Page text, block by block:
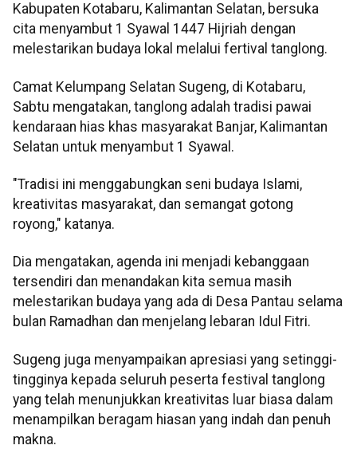
Kabupaten Kotabaru, Kalimantan Selatan, bersuka
cita menyambut 1 Syawal 1447 Hijriah dengan
melestarikan budaya lokal melalui fertival tanglong.
Camat Kelumpang Selatan Sugeng, di Kotabaru,
Sabtu mengatakan, tanglong adalah tradisi pawai
kendaraan hias khas masyarakat Banjar, Kalimantan
Selatan untuk menyambut 1 Syawal.
"Tradisi ini menggabungkan seni budaya Islami,
kreativitas masyarakat, dan semangat gotong
royong," katanya.
Dia mengatakan, agenda ini menjadi kebanggaan
tersendiri dan menandakan kita semua masih
melestarikan budaya yang ada di Desa Pantau selama
bulan Ramadhan dan menjelang lebaran Idul Fitri.
Sugeng juga menyampaikan apresiasi yang setinggi-
tingginya kepada seluruh peserta festival tanglong
yang telah menunjukkan kreativitas luar biasa dalam
menampilkan beragam hiasan yang indah dan penuh
makna.